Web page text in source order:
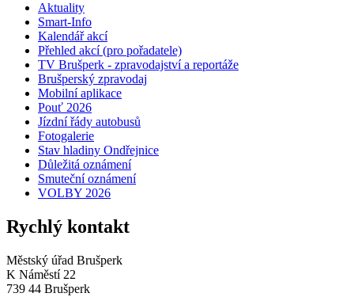
Aktuality
Smart-Info
Kalendář akcí
Přehled akcí (pro pořadatele)
TV Brušperk - zpravodajství a reportáže
Brušperský zpravodaj
Mobilní aplikace
Pouť 2026
Jízdní řády autobusů
Fotogalerie
Stav hladiny Ondřejnice
Důležitá oznámení
Smuteční oznámení
VOLBY 2026
Rychlý kontakt
Městský úřad Brušperk
K Náměstí 22
739 44 Brušperk